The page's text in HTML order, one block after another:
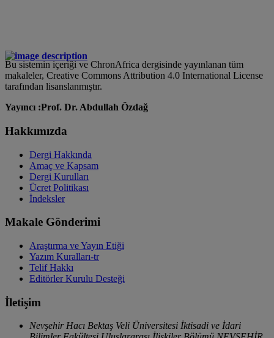
Bu sistemin içeriği ve ChronAfrica dergisinde yayınlanan tüm
makaleler, Creative Commons Attribution 4.0 International License
tarafından lisanslanmıştır.
Yayıncı :Prof. Dr. Abdullah Özdağ
Hakkımızda
Dergi Hakkında
Amaç ve Kapsam
Dergi Kurulları
Ücret Politikası
İndeksler
Makale Gönderimi
Araştırma ve Yayın Etiği
Yazım Kuralları-tr
Telif Hakkı
Editörler Kurulu Desteği
İletişim
Nevşehir Hacı Bektaş Veli Üniversitesi İktisadi ve İdari